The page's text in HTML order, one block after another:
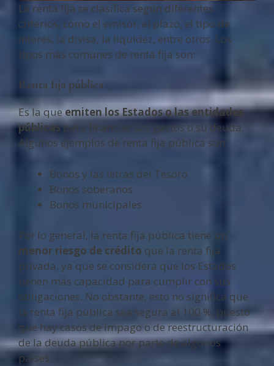
La renta fija se clasifica según diferentes
criterios, como el emisor, el plazo, el tipo de
interés, la divisa, la liquidez, entre otros. Los
tipos más comunes de renta fija son:
Renta fija pública
Es la queemiten los Estados o las entidades
públicaspara financiar sus gastos o su deuda.
Algunos ejemplos de renta fija pública son:
Bonos y las letras del Tesoro
Bonos soberanos
Bonos municipales.
Por lo general, la renta fija pública tiene un
menor riesgo de crédito que la renta fija
privada, ya que se considera que los Estados
tienen más capacidad para cumplir con sus
obligaciones. No obstante, esto no significa que
la renta fija pública sea segura al 100 %, puesto
que hay casos de impago o de reestructuración
de la deuda pública por parte de algunos
países.